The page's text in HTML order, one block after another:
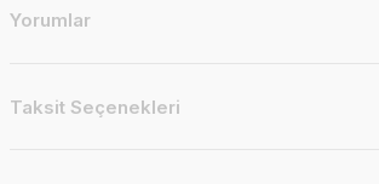
Yorumlar
Taksit Seçenekleri